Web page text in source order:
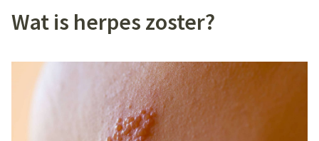
Wat is herpes zoster?